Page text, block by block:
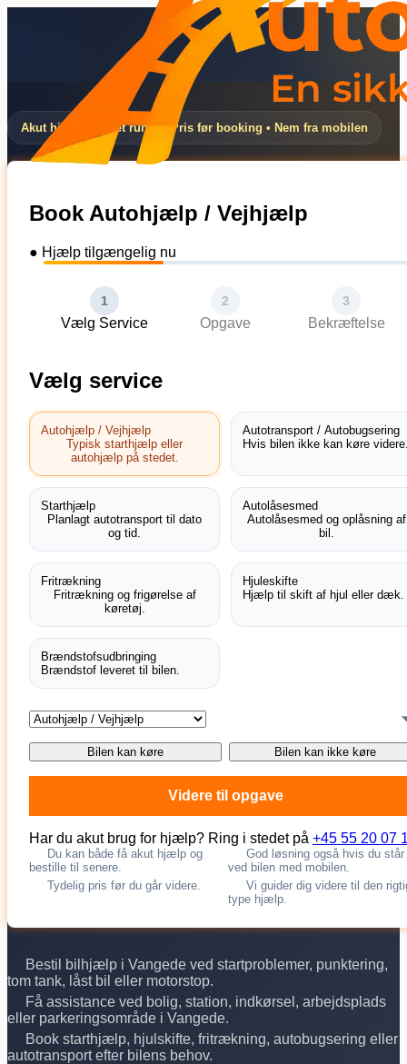
Bestil bilhjælp i Vangede ved startproblemer, punktering,
tom tank, låst bil eller motorstop.
Få assistance ved bolig, station, indkørsel, arbejdsplads
eller parkeringsområde i Vangede.
Book starthjælp, hjulskifte, fritrækning, autobugsering eller
autotransport efter bilens behov.
Akut hjælp døgnet rundt • Pris før booking • Nem fra mobilen
Book Autohjælp / Vejhjælp
● Hjælp tilgængelig nu
1
Vælg Service
2
Opgave
3
Bekræftelse
Vælg service
Autohjælp / Vejhjælp
Typisk starthjælp eller
autohjælp på stedet.
Autotransport / Autobugsering
Hvis bilen ikke kan køre
Starthjælp
Planlagt autotransport til dato
og tid.
Autolåsesmed
Autolåsesmed og oplåsning af
bil.
Fritrækning
Fritrækning og frigørelse af
køretøj.
Hjuleskifte
Hjælp til skift af hjul eller dæk.
Brændstofsudbringing
Brændstof leveret til bilen.
Bilen kan køre Bilen kan ikke køre
Videre til opgave
Har du akut brug for hjælp? Ring i stedet på +45 55 20 07
Du kan både få akut hjælp og
bestille til senere.
God løsning også hvis du står
ved bilen med mobilen.
Tydelig pris før du går videre.
Vi guider dig videre til den
type hjælp.